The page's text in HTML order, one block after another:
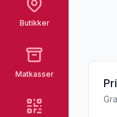
Butikker
Matkasser